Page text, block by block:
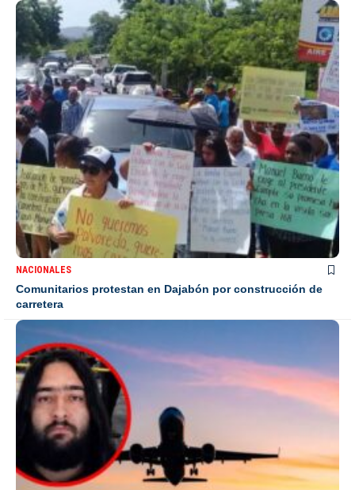
NACIONALES
Comunitarios protestan en Dajabón por construcción de
carretera